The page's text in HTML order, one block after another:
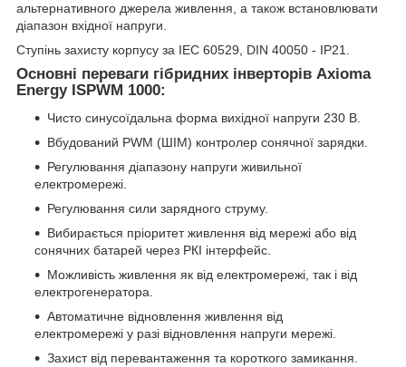
альтернативного джерела живлення, а також встановлювати
діапазон вхідної напруги.
Ступінь захисту корпусу за IEC 60529, DIN 40050 - IP21.
Основні переваги гібридних інверторів Axioma
Energy ISPWM 1000:
Чисто синусоїдальна форма вихідної напруги 230 В.
Вбудований PWM (ШІМ) контролер сонячної зарядки.
Регулювання діапазону напруги живильної
електромережі.
Регулювання сили зарядного струму.
Вибирається пріоритет живлення від мережі або від
сонячних батарей через РКІ інтерфейс.
Можливість живлення як від електромережі, так і від
електрогенератора.
Автоматичне відновлення живлення від
електромережі у разі відновлення напруги мережі.
Захист від перевантаження та короткого замикання.